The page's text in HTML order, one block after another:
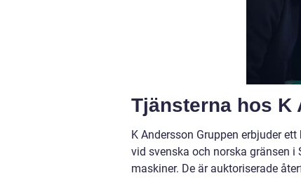
Tjänsterna hos K
K Andersson Gruppen erbjuder
vid svenska och norska gränsen
maskiner. De är auktoriserade